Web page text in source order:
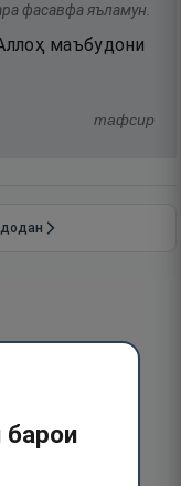
фасавфа яъламун.
маъбудони
тафсир